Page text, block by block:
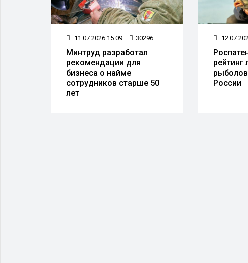
30296
Минтруд разработал
рекомендации для
сотрудников старше 50
21041
Роспатент опубликовал
рыболовных изобретений
России